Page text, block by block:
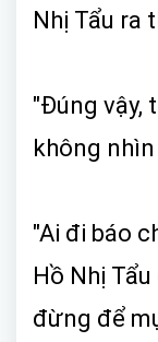
Nhị Tẩu ra
"Đúng vậy,
không
"Ai đi báo
Hồ Nhị
đừng để